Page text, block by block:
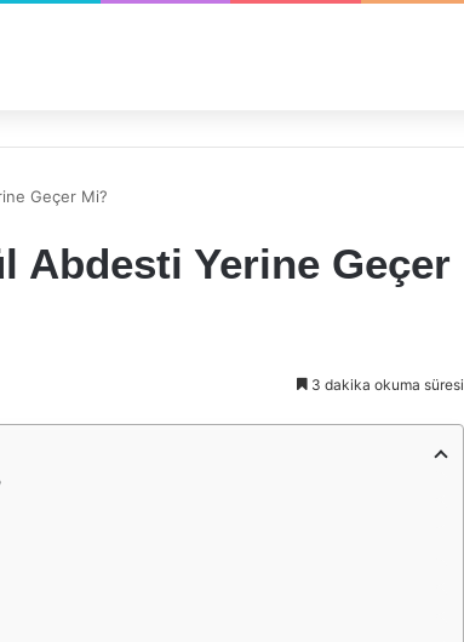
Geçer Mi?
Abdesti Yerine Geçer
3 dakika okuma süresi